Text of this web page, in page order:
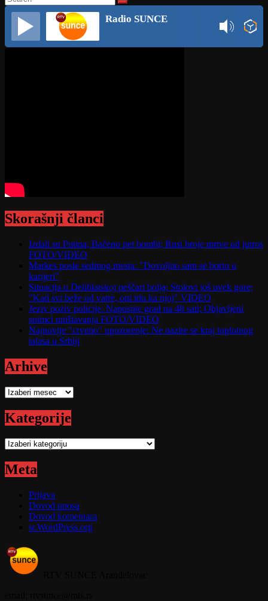
Radio SUNCE
Skorašnji članci
Izdali su Putina; Bačeno pet bombi; Rusi broje mrtve od jutros
FOTO/VIDEO
Markes posle sedmog mesta: "Dovoljno sam se borio u
karijeri"
Situacija u Deliblatskoj peščari bolja; Stolovi još uvek gore;
"Kad svi beže od vatre, oni idu ka njoj" VIDEO
Jeziv poziv policije: Napustite grad na 48 sati; Objavljeni
snimci uništavanja FOTO/VIDEO
Najnovije "crveno" upozorenje: Ne nazire se kraj toplotnog
talasa u Srbiji
Arhive
Arhive
Kategorije
Kategorije
Meta
Prijava
Dovod unosa
Dovod komentara
sr.WordPress.org